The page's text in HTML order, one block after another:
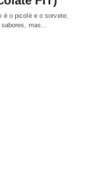
é o picolé e o sorvete,
mas…